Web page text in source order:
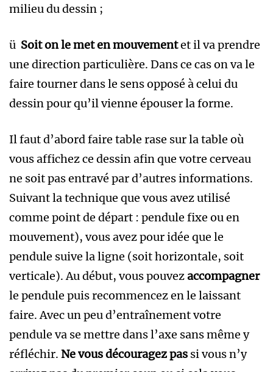
milieu du dessin ;
ü Soit on le met en mouvementet il va prendre
une direction particulière. Dans ce cas on va le
faire tourner dans le sens opposé à celui du
dessin pour qu’il vienne épouser la forme.
Il faut d’abord faire table rase sur la table où
vous affichez ce dessin afin que votre cerveau
ne soit pas entravé par d’autres informations.
Suivant la technique que vous avez utilisé
comme point de départ : pendule fixe ou en
mouvement), vous avez pour idée que le
pendule suive la ligne (soit horizontale, soit
verticale). Au début, vous pouvezaccompagner
le pendule puis recommencez en le laissant
faire. Avec un peu d’entraînement votre
pendule va se mettre dans l’axe sans même y
réfléchir. Ne vous découragez pas si vous n’y